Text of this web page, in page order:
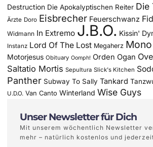
Destruction Die Apokalyptischen Reiter Die
Ärzte Doro Eisbrecher Feuerschwanz
Widmann In Extremo J.B.O. Kissin'
Instanz Lord Of The Lost Megaherz
Motorjesus Obituary Oomph! Orden Ogan
Saltatio Mortis Sepultura Slick's Kitchen
Panther Subway To Sally Tankard
U.D.O. Van Canto Winterland Wise Guys
Unser Newsletter für Dich
Mit unserem wöchentlich Newsletter
mehr – natürlich kostenlos und